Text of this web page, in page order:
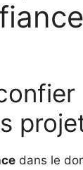
dans le